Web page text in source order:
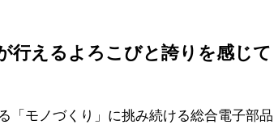
行えるよろこびと誇りを感じて
「モノづくり」に挑み続ける総合電子部品